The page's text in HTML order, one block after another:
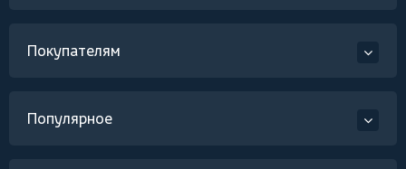
Покупателям
Популярное